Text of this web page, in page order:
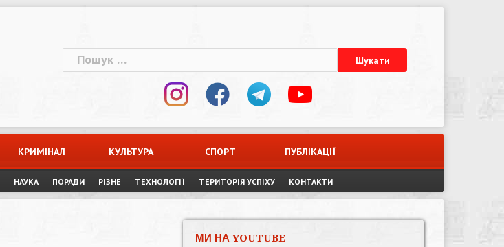
Пошук:
КРИМІНАЛ КУЛЬТУРА СПОРТ ПУБЛІКАЦІЇ
НАУКА ПОРАДИ РІЗНЕ ТЕХНОЛОГІЇ ТЕРИТОРІЯ УСПІХУ КОНТАКТИ
МИ НА YOUTUBE